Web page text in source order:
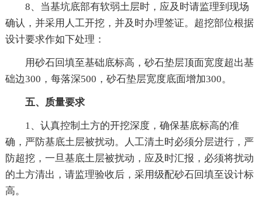
8、当基坑底部有软弱土层时，应及时请监理到现场
确认，并采用人工开挖，并及时办理签证。超挖部位根据
设计要求作如下处理：
用砂石回填至基础底标高，砂石垫层顶面宽度超出基
础边300，每落深500，砂石垫层宽度底面增加300。
五、质量要求
1、认真控制土方的开挖深度，确保基底标高的准
确，严防基底土层被扰动。人工清土时必须分层进行，严
防超挖，一旦基底土层被扰动，应及时汇报，必须将扰动
的土方清出，请监理验收后，采用级配砂石回填至设计标
高。